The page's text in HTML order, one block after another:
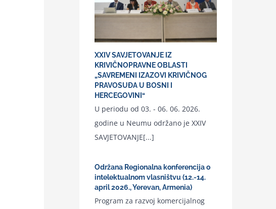
XXIV SAVJETOVANJE IZ
KRIVIČNOPRAVNE OBLASTI
„SAVREMENI IZAZOVI KRIVIČNOG
PRAVOSUĐA U BOSNI I
HERCEGOVINI“
U periodu od 03. - 06. 06. 2026.
godine u Neumu održano je XXIV
SAVJETOVANJE[...]
Održana Regionalna konferencija o
intelektualnom vlasništvu (12.-14.
april 2026., Yerevan, Armenia)
Program za razvoj komercijalnog